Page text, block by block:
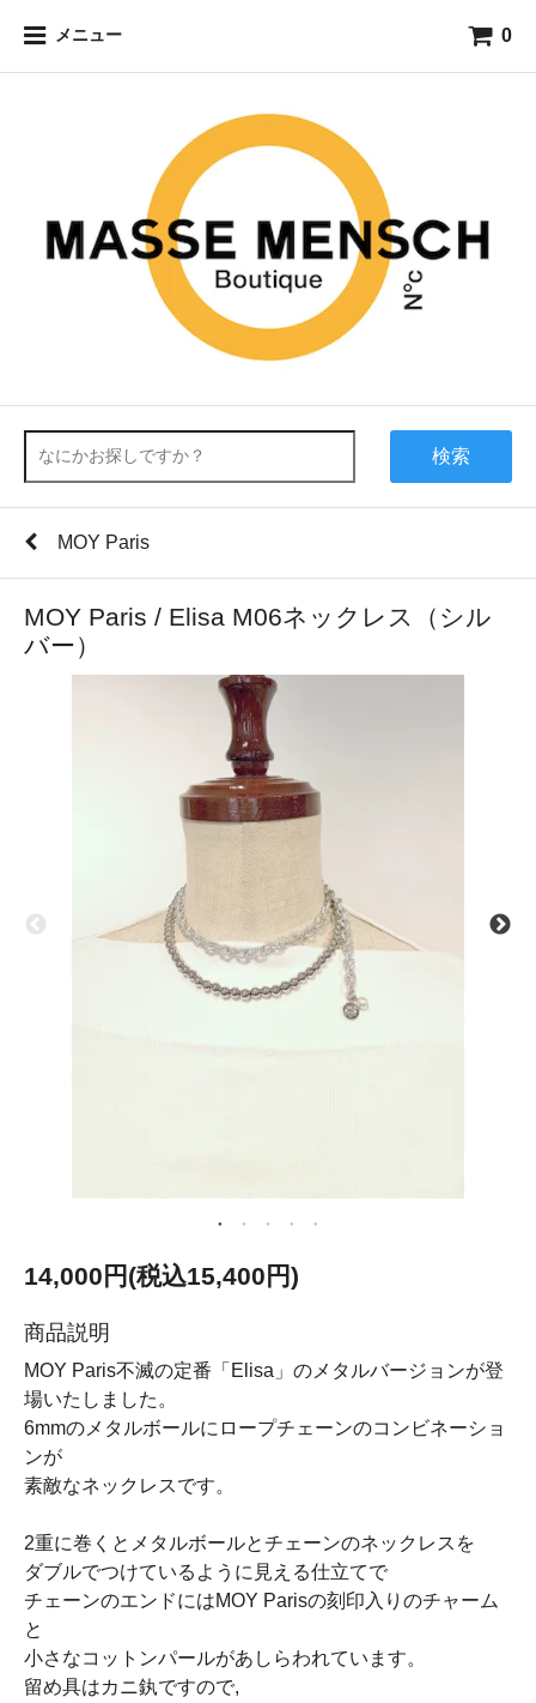
メニュー 0
検索
MOY Paris
MOY Paris / Elisa M06ネックレス（シル
バー）
14,000円(税込15,400円)
商品説明
MOY Paris不滅の定番「Elisa」のメタルバージョンが登
場いたしました。
6mmのメタルボールにロープチェーンのコンビネーショ
ンが
素敵なネックレスです。
2重に巻くとメタルボールとチェーンのネックレスを
ダブルでつけているように見える仕立てで
チェーンのエンドにはMOY Parisの刻印入りのチャーム
と
小さなコットンパールがあしらわれています。
留め具はカニ釻ですので,